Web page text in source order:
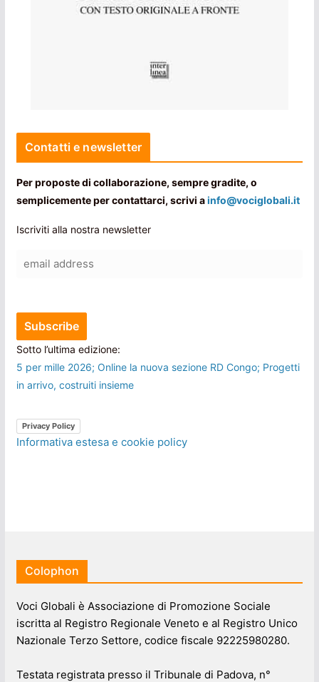
Contatti e newsletter
Per proposte di collaborazione, sempre gradite, o
semplicemente per contattarci, scrivi ainfo@vociglobali.it
Iscriviti alla nostra newsletter
Sotto l’ultima edizione:
5 per mille 2026; Online la nuova sezione RD Congo; Progetti
in arrivo, costruiti insieme
Privacy Policy
Informativa estesa e cookie policy
Colophon
Voci Globali è Associazione di Promozione Sociale
iscritta al Registro Regionale Veneto e al Registro Unico
Nazionale Terzo Settore, codice fiscale 92225980280.
Testata registrata presso il Tribunale di Padova, n°